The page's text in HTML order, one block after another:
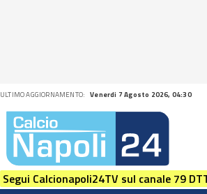
ULTIMO AGGIORNAMENTO: Venerdi 7 Agosto 2026, 04:30
Segui Calcionapoli24TV sul canale 79